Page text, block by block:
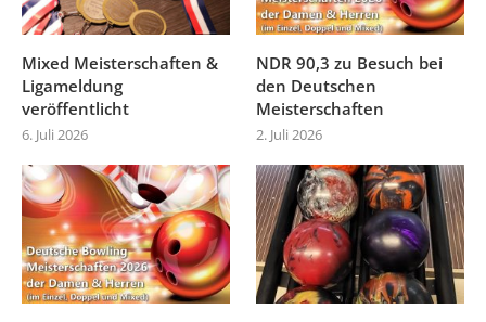
Mixed Meisterschaften &
Ligameldung
veröffentlicht
6. Juli 2026
NDR 90,3 zu Besuch bei
den Deutschen
Meisterschaften
2. Juli 2026